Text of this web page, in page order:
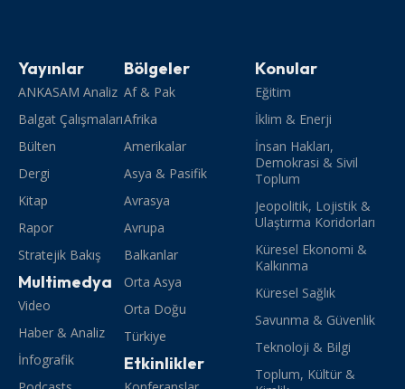
Yayınlar
ANKASAM Analiz
Balgat Çalışmaları
Bülten
Dergi
Kitap
Rapor
Stratejik Bakış
Multimedya
Video
Haber & Analiz
İnfografik
Bölgeler
Af & Pak
Afrika
Amerikalar
Asya & Pasifik
Avrasya
Avrupa
Balkanlar
Orta Asya
Orta Doğu
Türkiye
Etkinlikler
Konular
Eğitim
İklim & Enerji
İnsan Hakları,
Demokrasi & Sivil
Toplum
Jeopolitik, Lojistik &
Ulaştırma Koridorları
Küresel Ekonomi &
Kalkınma
Küresel Sağlık
Savunma & Güvenlik
Teknoloji & Bilgi
Toplum, Kültür &